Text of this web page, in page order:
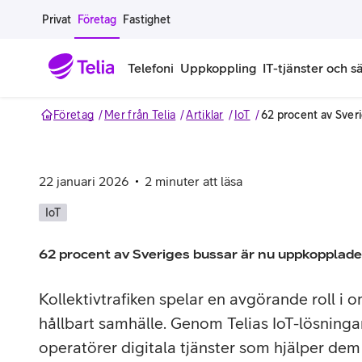
Gå till sidans innehåll
Privat Företag Fastighet
Telefoni
Mobilt ramavtal
Köp mer surf
Täckningskarta
Samsung
Surfplattor
Uppkoppling
Bredband fiber
Bredband via mobilnätet
Modem och routrar
IT-tjänster och
IT-support på prenumeration
IT-support per ärende
Skärmar och tillbehör
DDoS
Smart
Hackad säkerhetskampanj
Pluskund lojalitetsprogram
Företag Mer från Telia Artiklar IoT 62 procent av
22 januari 2026 2 minuter att läsa
IoT
62 procent av Sveriges bussar är nu
Kollektivtrafiken spelar en avgörande roll i
hållbart samhälle. Genom Telias IoT-
operatörer digitala tjänster som hjälper